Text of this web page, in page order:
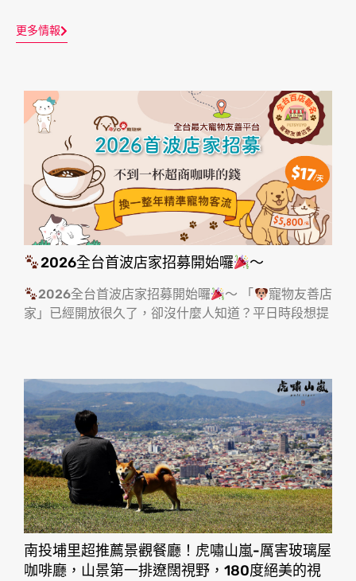
更多情報
2026全台首波店家招募開始囉 ～
2026全台首波店家招募開始囉 ～ 「
寵物友善店
家」已經開放很久了，卻沒什麼人知道？平日時段想提
南投埔里超推薦景觀餐廳！虎嘯山嵐-厲害玻璃屋
咖啡廳，山景第一排遼闊視野，180度絕美的視